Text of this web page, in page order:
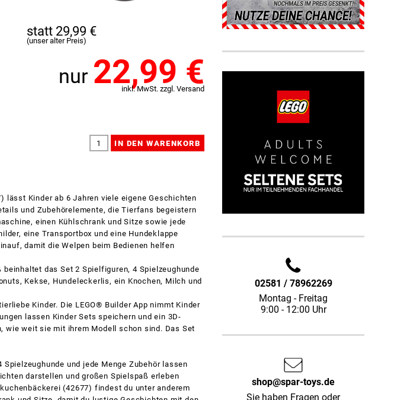
statt 29,99 €
(unser alter Preis)
nur 22,99 €
inkl. MwSt. zzgl. Versand
lässt Kinder ab 6 Jahren viele eigene Geschichten
und Zubehörelemente, die Tierfans begeistern
einen Kühlschrank und Sitze sowie jede
eine Transportbox und eine Hundeklappe
damit die Welpen beim Bedienen helfen
das Set 2 Spielfiguren, 4 Spielzeughunde
Kekse, Hundeleckerlis, ein Knochen, Milch und
Kinder. Die LEGO® Builder App nimmt Kinder
lassen Kinder Sets speichern und ein 3D-
wie weit sie mit ihrem Modell schon sind. Das Set
Spielzeughunde und jede Menge Zubehör lassen
darstellen und großen Spielspaß erleben
(42677) findest du unter anderem
02581 / 78962269
Montag - Freitag
9:00 - 12:00 Uhr
shop@spar-toys.de
Sie haben Fragen oder